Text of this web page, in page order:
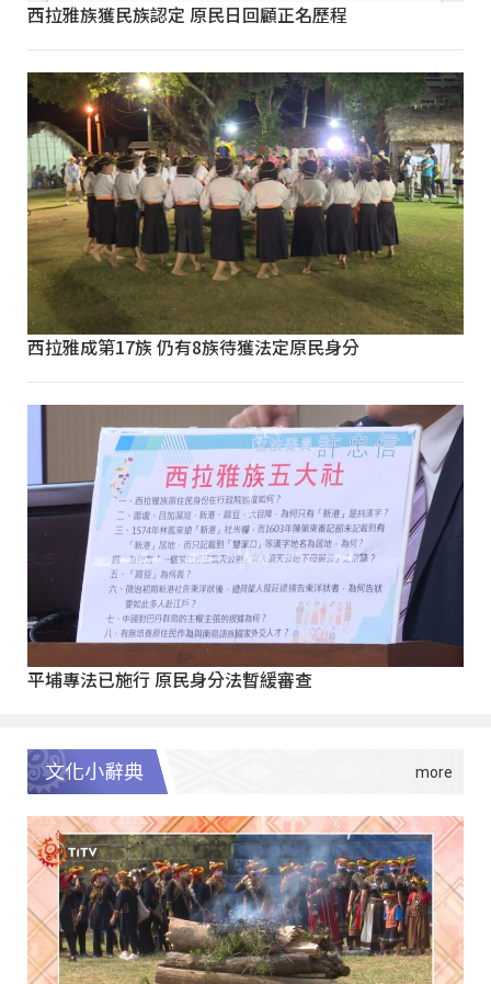
西拉雅族獲民族認定 原民日回顧正名歷程
西拉雅成第17族 仍有8族待獲法定原民身分
平埔專法已施行 原民身分法暫緩審查
文化小辭典